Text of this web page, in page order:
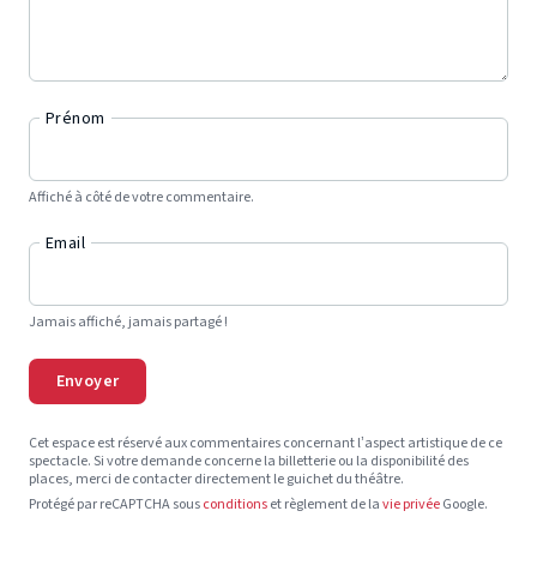
Prénom
Affiché à côté de votre commentaire.
Email
Jamais affiché, jamais partagé !
Envoyer
Cet espace est réservé aux commentaires concernant l’aspect artistique de ce
spectacle. Si votre demande concerne la billetterie ou la disponibilité des
places, merci de contacter directement le guichet du théâtre.
Protégé par reCAPTCHA sousconditionset règlement de lavie privéeGoogle.